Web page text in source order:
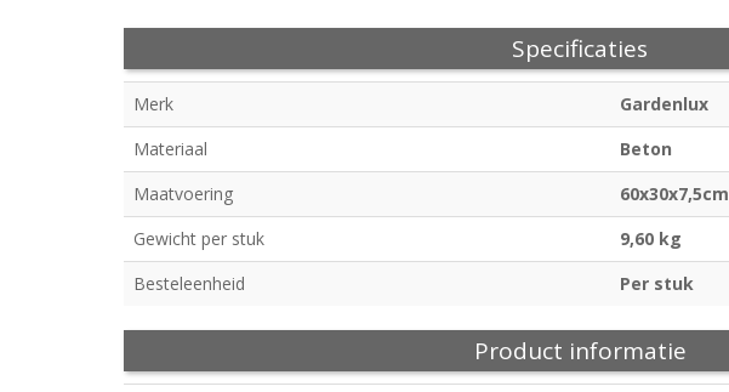
Specificaties
Merk
Gardenlux
Materiaal
Beton
Maatvoering
60x30x7,5cm
Gewicht per stuk
9,60 kg
Besteleenheid
Per stuk
Product informatie